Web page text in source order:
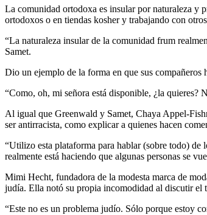
La comunidad ortodoxa es insular por naturaleza y
ortodoxos o en tiendas kosher y trabajando con
“La naturaleza insular de la comunidad frum
Samet.
Dio un ejemplo de la forma en que sus compañeros
“Como, oh, mi señora está disponible, ¿la quieres?
Al igual que Greenwald y Samet, Chaya Appel-
ser antirracista, como explicar a quienes hacen
“Utilizo esta plataforma para hablar (sobre todo) de
realmente está haciendo que algunas personas se
Mimi Hecht, fundadora de la modesta marca de
judía. Ella notó su propia incomodidad al discutir el
“Este no es un problema judío. Sólo porque estoy